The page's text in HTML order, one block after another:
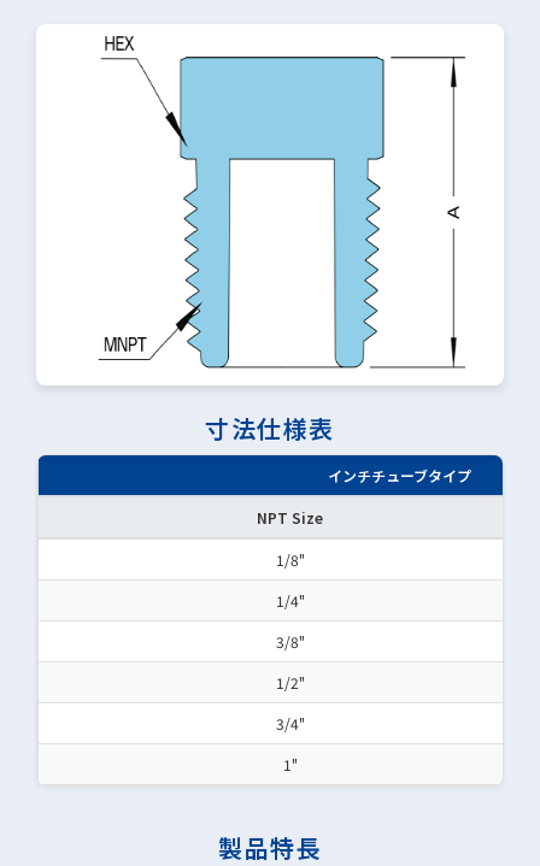
寸法仕様表
インチチューブタイプ
NPT Size
1/8"
1/4"
3/8"
1/2"
3/4"
1"
製品特長